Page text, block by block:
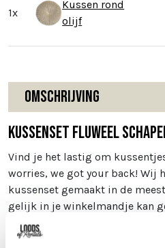
1x
Kussen rond
olijf
Omschrijving
Kussenset Fluweel
Vind je het lastig om
worries, we got your back! Wij
kussenset gemaakt in de
gelijk in je winkelmandje kan
bestaat uit een rond
schapenvacht en een fluweel